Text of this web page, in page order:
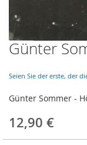
Skip
to
beginning
of
the
images
gallery
Günter
Seien Sie der erste, der
Günter Sommer -
12,90 €